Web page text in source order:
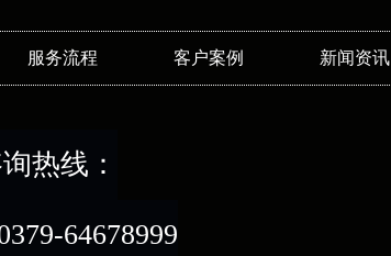
服务流程 客户案例 新闻资讯
热线：
64678999